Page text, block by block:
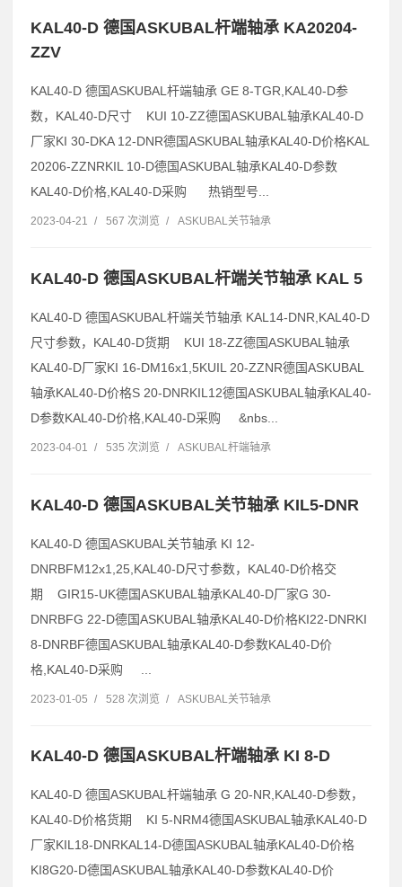
KAL40-D 德国ASKUBAL杆端轴承 KA20204-
ZZV
KAL40-D 德国ASKUBAL杆端轴承 GE 8-TGR,KAL40-D参
数，KAL40-D尺寸 KUI 10-ZZ德国ASKUBAL轴承KAL40-D
厂家KI 30-DKA 12-DNR德国ASKUBAL轴承KAL40-D价格KAL
20206-ZZNRKIL 10-D德国ASKUBAL轴承KAL40-D参数
KAL40-D价格,KAL40-D采购 热销型号...
2023-04-21 / 567 次浏览 / ASKUBAL关节轴承
KAL40-D 德国ASKUBAL杆端关节轴承 KAL 5
KAL40-D 德国ASKUBAL杆端关节轴承 KAL14-DNR,KAL40-D
尺寸参数，KAL40-D货期 KUI 18-ZZ德国ASKUBAL轴承
KAL40-D厂家KI 16-DM16x1,5KUIL 20-ZZNR德国ASKUBAL
轴承KAL40-D价格S 20-DNRKIL12德国ASKUBAL轴承KAL40-
D参数KAL40-D价格,KAL40-D采购 &nbs...
2023-04-01 / 535 次浏览 / ASKUBAL杆端轴承
KAL40-D 德国ASKUBAL关节轴承 KIL5-DNR
KAL40-D 德国ASKUBAL关节轴承 KI 12-
DNRBFM12x1,25,KAL40-D尺寸参数，KAL40-D价格交
期 GIR15-UK德国ASKUBAL轴承KAL40-D厂家G 30-
DNRBFG 22-D德国ASKUBAL轴承KAL40-D价格KI22-DNRKI
8-DNRBF德国ASKUBAL轴承KAL40-D参数KAL40-D价
格,KAL40-D采购 ...
2023-01-05 / 528 次浏览 / ASKUBAL关节轴承
KAL40-D 德国ASKUBAL杆端轴承 KI 8-D
KAL40-D 德国ASKUBAL杆端轴承 G 20-NR,KAL40-D参数，
KAL40-D价格货期 KI 5-NRM4德国ASKUBAL轴承KAL40-D
厂家KIL18-DNRKAL14-D德国ASKUBAL轴承KAL40-D价格
KI8G20-D德国ASKUBAL轴承KAL40-D参数KAL40-D价